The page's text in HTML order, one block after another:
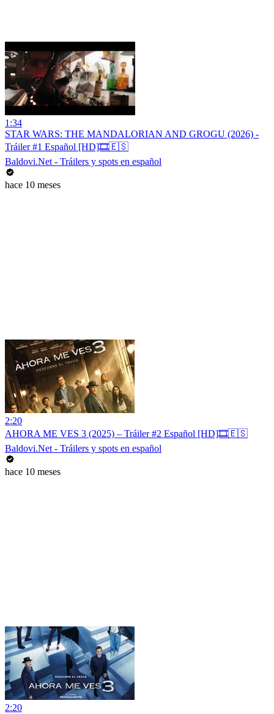
1:34
STAR WARS: THE MANDALORIAN AND GROGU (2026) -
Tráiler #1 Español [HD]🎞️🇪🇸
Baldovi.Net - Tráilers y spots en español
hace 10 meses
2:20
AHORA ME VES 3 (2025) – Tráiler #2 Español [HD]🎞️🇪🇸
Baldovi.Net - Tráilers y spots en español
hace 10 meses
2:20